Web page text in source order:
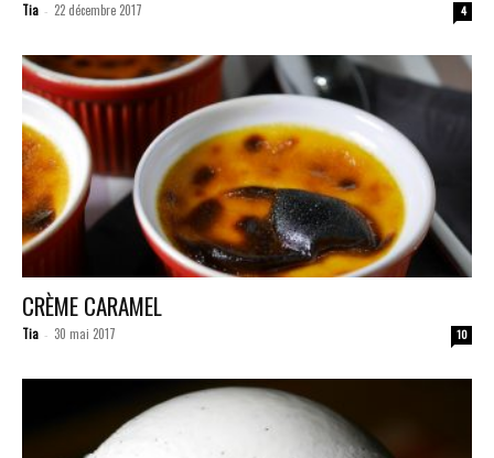
Tia - 22 décembre 2017 4
CRÈME CARAMEL
Tia - 30 mai 2017 10